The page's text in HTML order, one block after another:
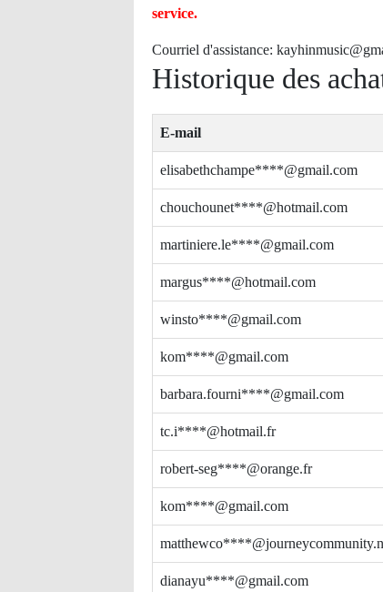
service.
Courriel d'assistance:
Historique des
E-mail
elisabethchampe****@gmail.com
chouchounet****@hotmail.com
martiniere.le****@gmail.com
margus****@hotmail.com
winsto****@gmail.com
kom****@gmail.com
barbara.fourni****@gmail.com
tc.i****@hotmail.fr
robert-seg****@orange.fr
kom****@gmail.com
dianayu****@gmail.com